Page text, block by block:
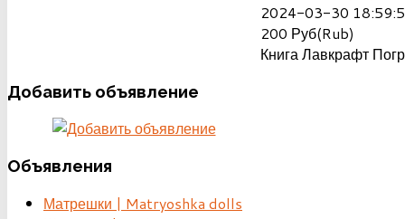
2024-03-30
200 Руб(Rub)
Книга Лавкрафт
Добавить объявление
Объявления
Матрешки | Matryoshka dolls